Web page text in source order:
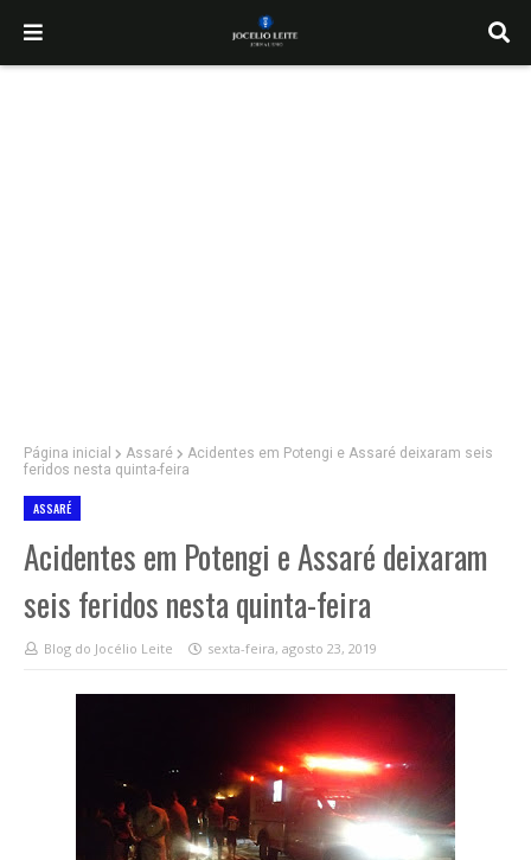
Página inicial Assaré
Acidentes em Potengi e Assaré deixaram seis
feridos nesta quinta-feira
ASSARÉ
Acidentes em Potengi e Assaré deixaram
seis feridos nesta quinta-feira
Blog do Jocélio Leite sexta-feira, agosto 23, 2019